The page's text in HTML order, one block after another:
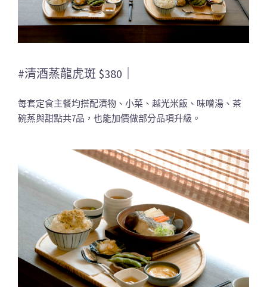
#清酒蒸龍虎斑 $380｜
每套定食主餐均搭配漬物、小菜、越光米飯、味噌湯、茶
碗蒸與甜點共7品，也能加價做部分品項升級。